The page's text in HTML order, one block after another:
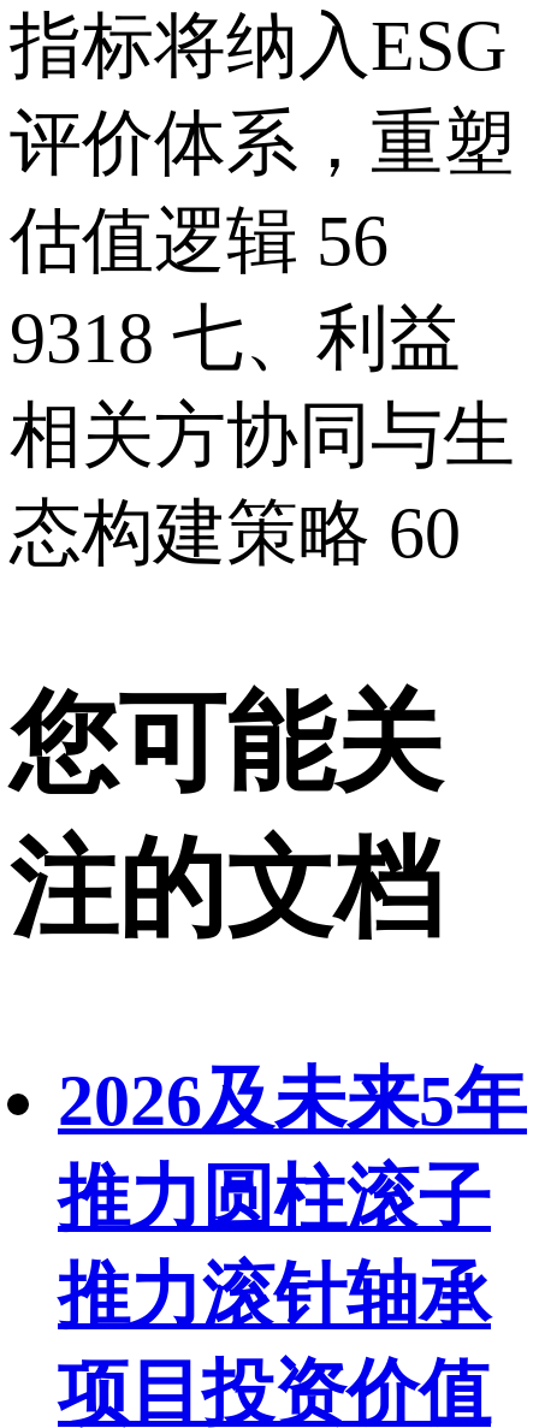
指标将纳入ESG
评价体系，重塑
估值逻辑 56
9318 七、利益
相关方协同与生
态构建策略 60
您可能关
注的文档
2026及未来5年
推力圆柱滚子
推力滚针轴承
项目投资价值